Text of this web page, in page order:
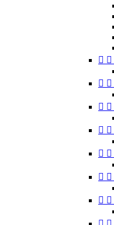
 
 
 
 
 
 
 